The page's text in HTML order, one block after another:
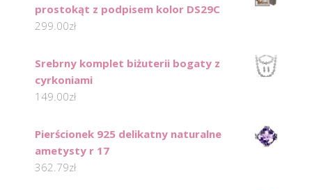
prostokąt z podpisem kolor DS29C
299.00zł
Srebrny komplet biżuterii bogaty z
cyrkoniami
149.00zł
Pierścionek 925 delikatny naturalne
ametysty r 17
362.79zł